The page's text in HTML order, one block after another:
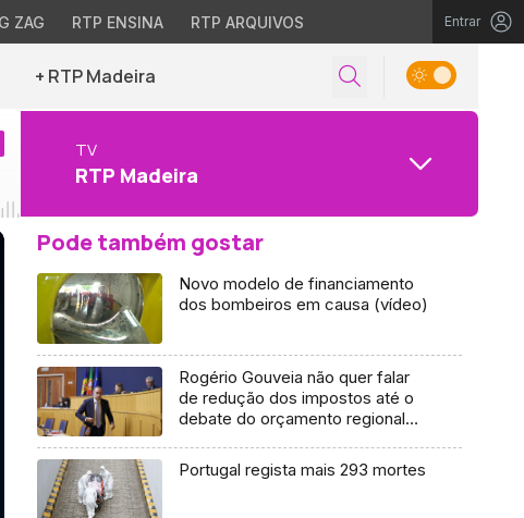
ZAG RTP ENSINA RTP ARQUIVOS Entrar
+ RTP Madeira
TV
RTP Madeira
Pode também gostar
Novo modelo de financiamento
dos bombeiros em causa (vídeo)
Rogério Gouveia não quer falar
de redução dos impostos até o
debate do orçamento regional
Portugal regista mais 293 mortes